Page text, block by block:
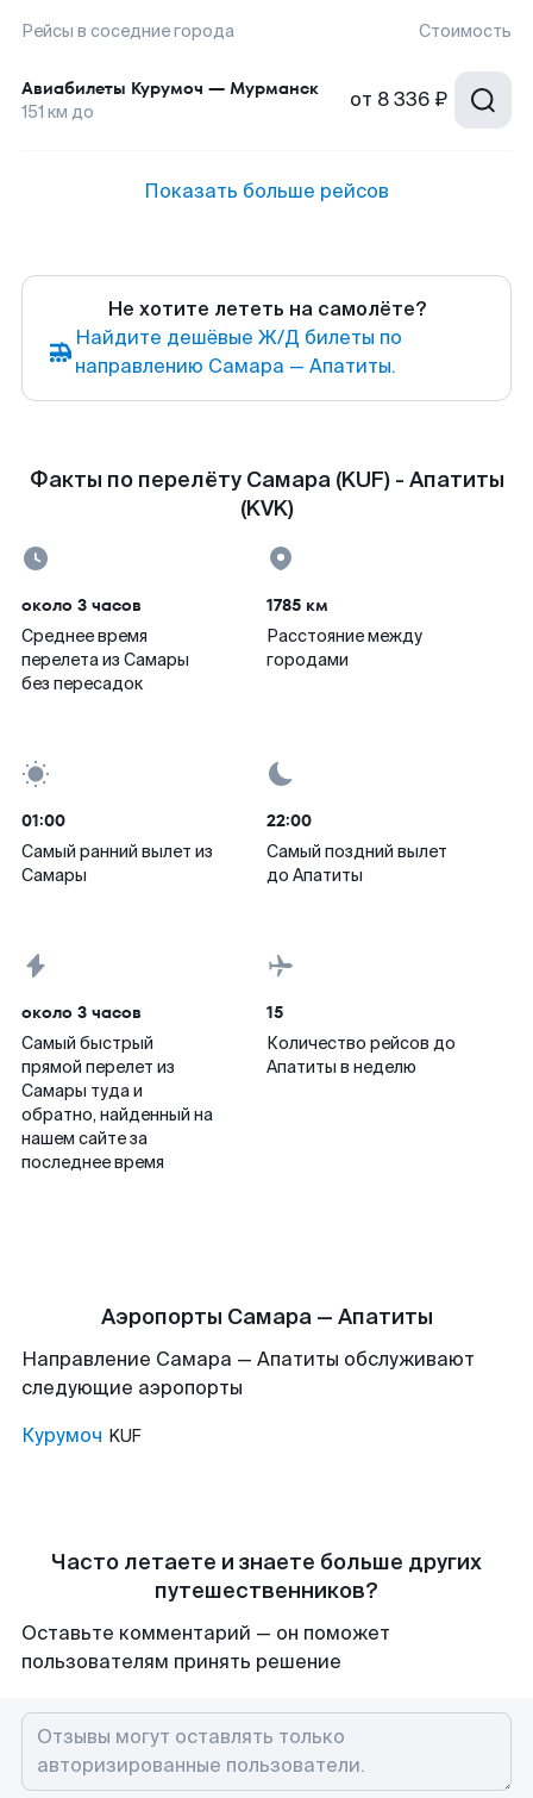
Рейсы в соседние города Стоимость
Авиабилеты Курумоч — Мурманск
151 км до от 8 336 ₽
Показать больше рейсов
Не хотите лететь на самолёте?
Найдите дешёвые Ж/Д билеты по
направлению Самара — Апатиты.
Факты по перелёту Самара (KUF) - Апатиты
(KVK)
около 3 часов
Среднее время
перелета из Самары
без пересадок
1785 км
Расстояние между
городами
01:00
Самый ранний вылет из
Самары
22:00
Самый поздний вылет
до Апатиты
около 3 часов
Самый быстрый
прямой перелет из
Самары туда и
обратно, найденный на
нашем сайте за
последнее время
15
Количество рейсов до
Апатиты в неделю
Аэропорты Самара — Апатиты
Направление Самара — Апатиты обслуживают
следующие аэропорты
Курумоч KUF
Часто летаете и знаете больше других
путешественников?
Оставьте комментарий — он поможет
пользователям принять решение